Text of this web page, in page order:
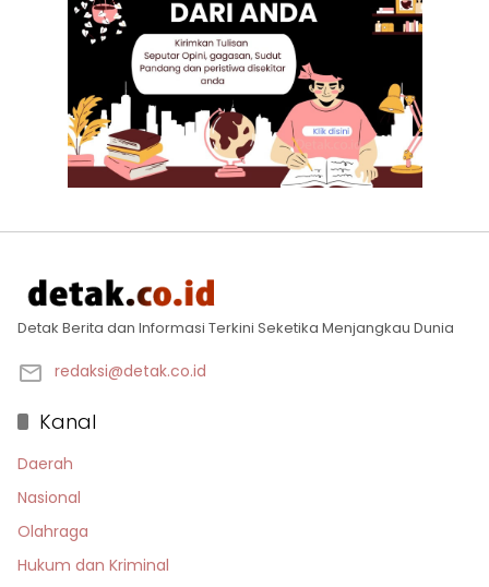
Detak Berita dan Informasi Terkini Seketika Menjangkau Dunia
redaksi@detak.co.id
Kanal
Daerah
Nasional
Olahraga
Hukum dan Kriminal